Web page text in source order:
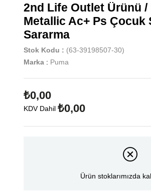
2nd Life Outlet Ürünü /
Metallic Ac+ Ps Çocuk
Sararma
Stok Kodu
(63-39198507-30)
Marka : Puma
₺0,00
KDV Dahil ₺0,00
Ürün stoklarımızda